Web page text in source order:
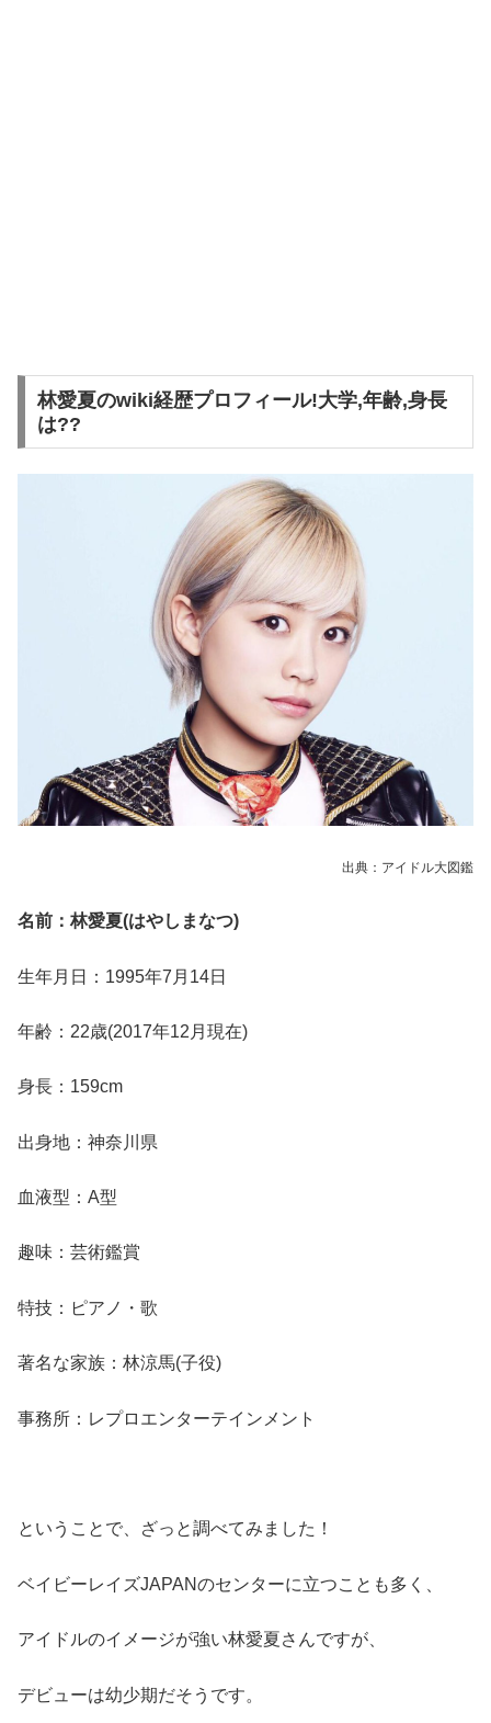
林愛夏のwiki経歴プロフィール!大学,年齢,身長
は??
出典：アイドル大図鑑
名前：林愛夏(はやしまなつ)
生年月日：1995年7月14日
年齢：22歳(2017年12月現在)
身長：159cm
出身地：神奈川県
血液型：A型
趣味：芸術鑑賞
特技：ピアノ・歌
著名な家族：林涼馬(子役)
事務所：レプロエンターテインメント
ということで、ざっと調べてみました！
ベイビーレイズJAPANのセンターに立つことも多く、
アイドルのイメージが強い林愛夏さんですが、
デビューは幼少期だそうです。